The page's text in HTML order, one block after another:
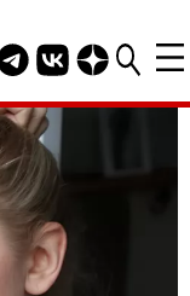
канал
Группа HELLO
Канал